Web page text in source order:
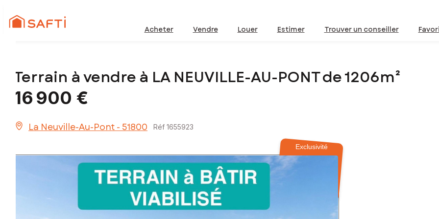
Acheter Vendre Louer Estimer Trouver un conseiller
Terrain à vendre à LA NEUVILLE-AU-PONT de 1206m²
16 900 €
La Neuville-Au-Pont - 51800 Réf 1655923
Exclusivité